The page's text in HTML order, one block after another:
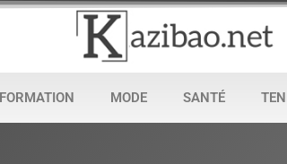
FORMATION MODE SANTÉ